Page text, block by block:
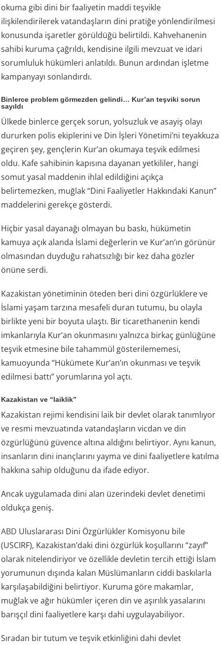
okuma gibi dini bir faaliyetin maddi teşvikle
ilişkilendirilerek vatandaşların dini pratiğe yönlendirilmesi
konusunda işaretler görüldüğü belirtildi. Kahvehanenin
sahibi kuruma çağrıldı, kendisine ilgili mevzuat ve idari
sorumluluk hükümleri anlatıldı. Bunun ardından işletme
kampanyayı sonlandırdı.
Binlerce problem görmezden gelindi… Kur’an teşviki sorun
sayıldı
Ülkede binlerce gerçek sorun, yolsuzluk ve asayiş olayı
dururken polis ekiplerini ve Din İşleri Yönetimi’ni teyakkuza
geçiren şey, gençlerin Kur’an okumaya teşvik edilmesi
oldu. Kafe sahibinin kapısına dayanan yetkililer, hangi
somut yasal maddenin ihlal edildiğini açıkça
belirtemezken, muğlak “Dini Faaliyetler Hakkındaki Kanun”
maddelerini gerekçe gösterdi.
Hiçbir yasal dayanağı olmayan bu baskı, hükümetin
kamuya açık alanda İslami değerlerin ve Kur’an’ın görünür
olmasından duyduğu rahatsızlığı bir kez daha gözler
önüne serdi.
Kazakistan yönetiminin öteden beri dini özgürlüklere ve
İslami yaşam tarzına mesafeli duran tutumu, bu olayla
birlikte yeni bir boyuta ulaştı. Bir ticarethanenin kendi
imkanlarıyla Kur’an okunmasını yalnızca birkaç günlüğüne
teşvik etmesine bile tahammül gösterilememesi,
kamuoyunda “Hükümete Kur’an’ın okunması ve teşvik
edilmesi battı” yorumlarına yol açtı.
Kazakistan ve “laiklik”
Kazakistan rejimi kendisini laik bir devlet olarak tanımlıyor
ve resmi mevzuatında vatandaşların vicdan ve din
özgürlüğünü güvence altına aldığını belirtiyor. Aynı kanun,
insanların dini inançlarını yayma ve dini faaliyetlere katılma
hakkına sahip olduğunu da ifade ediyor.
Ancak uygulamada dini alan üzerindeki devlet denetimi
oldukça geniş.
ABD Uluslararası Dini Özgürlükler Komisyonu bile
(USCIRF), Kazakistan’daki dini özgürlük koşullarını “zayıf”
olarak nitelendiriyor ve özellikle devletin tercih ettiği İslam
yorumunun dışında kalan Müslümanların ciddi baskılarla
karşılaşabildiğini belirtiyor. Kuruma göre makamlar,
muğlak ve ağır hükümler içeren din ve aşırılık yasalarını
barışçıl dini faaliyetlere karşı dahi uygulayabiliyor.
Sıradan bir tutum ve teşvik etkinliğini dahi devlet